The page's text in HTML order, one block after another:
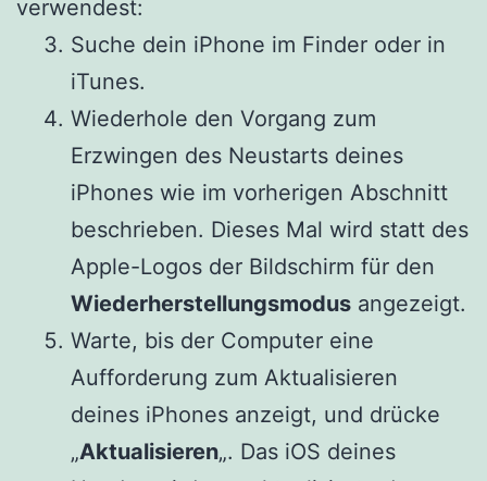
verwendest:
Suche dein iPhone im Finder oder in
iTunes.
Wiederhole den Vorgang zum
Erzwingen des Neustarts deines
iPhones wie im vorherigen Abschnitt
beschrieben. Dieses Mal wird statt des
Apple-Logos der Bildschirm für den
Wiederherstellungsmodus angezeigt.
Warte, bis der Computer eine
Aufforderung zum Aktualisieren
deines iPhones anzeigt, und drücke
„Aktualisieren„. Das iOS deines